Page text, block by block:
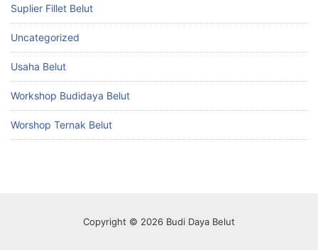
Suplier Fillet Belut
Uncategorized
Usaha Belut
Workshop Budidaya Belut
Worshop Ternak Belut
Copyright © 2026 Budi Daya Belut